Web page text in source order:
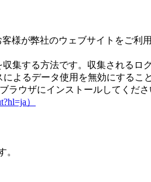
が弊社のウェブサイトをご利
集する方法です。収集される
よるデータ使用を無効にする
ラウザにインストールしてくださ
）
。